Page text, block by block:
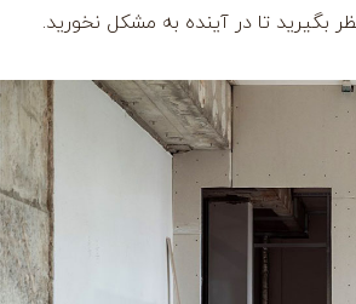
بگیرید تا در آینده به مشکل نخورید.